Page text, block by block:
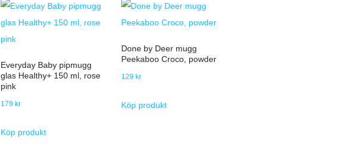
Everyday Baby pipmugg
glas Healthy+ 150 ml, rose
pink
179 kr
Köp produkt
Done by Deer mugg
Peekaboo Croco, powder
129 kr
Köp produkt